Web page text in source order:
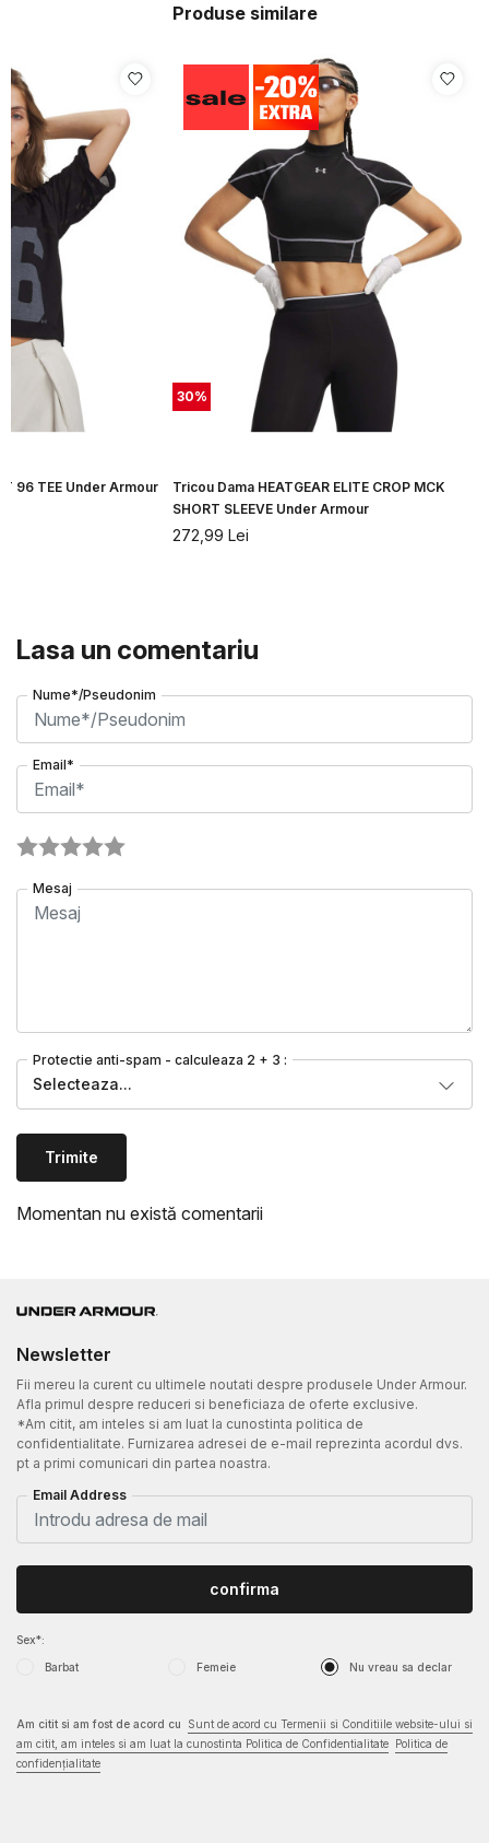
Produse similare
96 TEE Under Armour
30%
Tricou Dama HEATGEAR ELITE CROP MCK
SHORT SLEEVE Under Armour
272,99 Lei
Lasa un comentariu
Nume*/Pseudonim
Email*
Mesaj
Protectie anti-spam - calculeaza 2 + 3 :
Selecteaza...
Trimite
Momentan nu există comentarii
Newsletter
Fii mereu la curent cu ultimele noutati despre produsele Under Armour.
Afla primul despre reduceri si beneficiaza de oferte exclusive.
*Am citit, am inteles si am luat la cunostinta politica de
confidentialitate. Furnizarea adresei de e-mail reprezinta acordul dvs.
pt a primi comunicari din partea noastra.
Email Address
Sex*:
Barbat Femeie Nu vreau sa declar
confirma
Am citit si am fost de acord cu
Sunt de acord cu Termenii si Conditiile website-ului si
am citit, am inteles si am luat la cunostinta Politica de Confidentialitate
Politica de
confidențialitate